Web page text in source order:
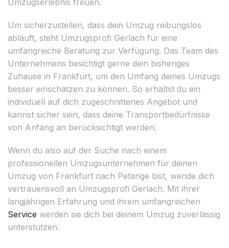
Um sicherzustellen, dass dein Umzug reibungslos
abläuft, steht Umzugsprofi Gerlach für eine
umfangreiche Beratung zur Verfügung. Das Team des
Unternehmens besichtigt gerne dein bisheriges
Zuhause in Frankfurt, um den Umfang deines Umzugs
besser einschätzen zu können. So erhältst du ein
individuell auf dich zugeschnittenes Angebot und
kannst sicher sein, dass deine Transportbedürfnisse
von Anfang an berücksichtigt werden.
Wenn du also auf der Suche nach einem
professionellen Umzugsunternehmen für deinen
Umzug von Frankfurt nach Petange bist, wende dich
vertrauensvoll an Umzugsprofi Gerlach. Mit ihrer
langjährigen Erfahrung und ihrem umfangreichen
Service werden sie dich bei deinem Umzug zuverlässig
unterstützen.